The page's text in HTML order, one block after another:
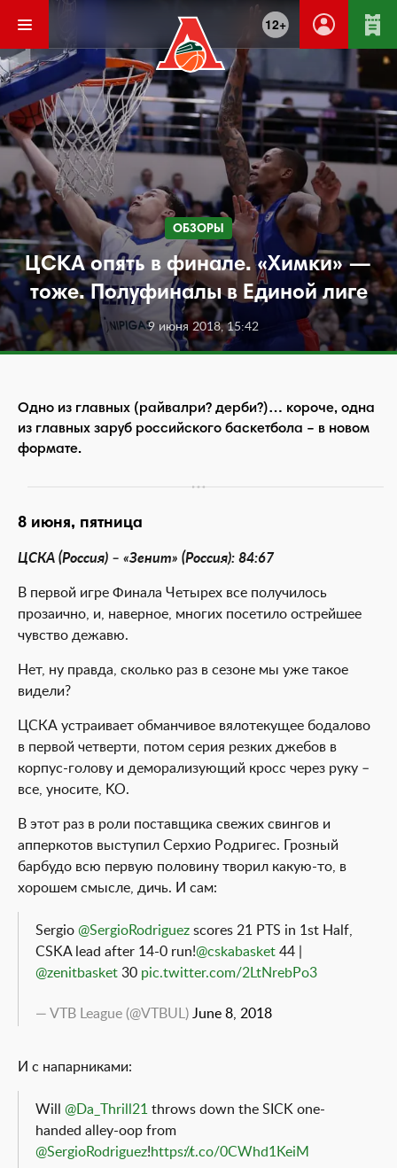
12+
ОБЗОРЫ
ЦСКА опять в финале. «Химки» —
тоже. Полуфиналы в Единой лиге
9 июня 2018, 15:42
Одно из главных (райвалри? дерби?)… короче, одна
из главных заруб российского баскетбола – в новом
формате.
8 июня, пятница
ЦСКА (Россия) – «Зенит» (Россия): 84:67
В первой игре Финала Четырех все получилось
прозаично, и, наверное, многих посетило острейшее
чувство дежавю.
Нет, ну правда, сколько раз в сезоне мы уже такое
видели?
ЦСКА устраивает обманчивое вялотекущее бодалово
в первой четверти, потом серия резких джебов в
корпус-голову и деморализующий кросс через руку –
все, уносите, KO.
В этот раз в роли поставщика свежих свингов и
апперкотов выступил Серхио Родригес. Грозный
барбудо всю первую половину творил какую-то, в
хорошем смысле, дичь. И сам:
Sergio @SergioRodriguez scores 21 PTS in 1st Half,
CSKA lead after 14-0 run!@cskabasket 44 |
@zenitbasket 30 pic.twitter.com/2LtNrebPo3
— VTB League (@VTBUL) June 8, 2018
И с напарниками:
Will @Da_Thrill21 throws down the SICK one-
handed alley-oop from
@SergioRodriguez!https://t.co/0CWhd1KeiM